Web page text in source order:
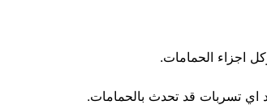
اجزاء الحمامات.
تسربات قد تحدث بالحمامات.